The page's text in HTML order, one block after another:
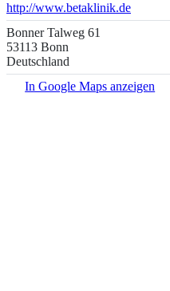
http://www.betaklinik.de
Bonner Talweg 61
53113 Bonn
Deutschland
In Google Maps anzeigen